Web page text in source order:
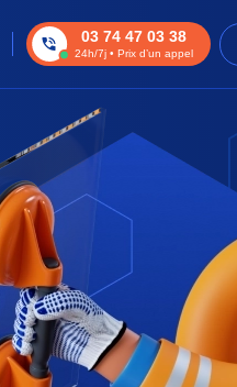
03 74 47 03 38
24h/7j • Prix d’un appel